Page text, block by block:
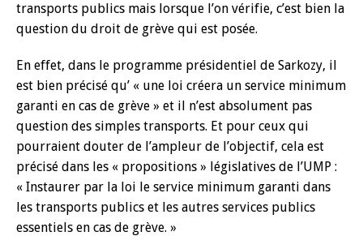
transports publics mais lorsque l’on vérifie, c’est bien la
question du droit de grève qui est posée.
En effet, dans le programme présidentiel de Sarkozy, il
est bien précisé qu’ « une loi créera un service minimum
garanti en cas de grève » et il n’est absolument pas
question des simples transports. Et pour ceux qui
pourraient douter de l’ampleur de l’objectif, cela est
précisé dans les « propositions » législatives de l’UMP :
« Instaurer par la loi le service minimum garanti dans
les transports publics et les autres services publics
essentiels en cas de grève. »